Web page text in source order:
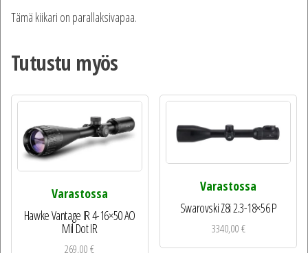
Tämä kiikari on parallaksivapaa.
Tutustu myös
Varastossa
Hawke Vantage IR 4-16×50 AO
Mil Dot IR
269,00€
Varastossa
Swarovski Z8i 2.3-18×56 P
3340,00€